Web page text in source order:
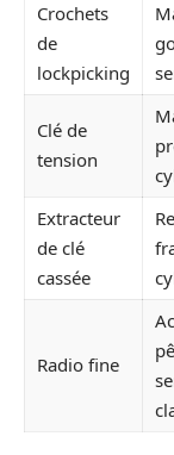
Crochets
de
lockpicking
Clé de
tension
Extracteur
de clé
cassée
Radio fine